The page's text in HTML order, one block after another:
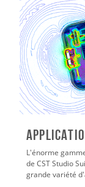
L'énorme
de CST Studio
grande variété